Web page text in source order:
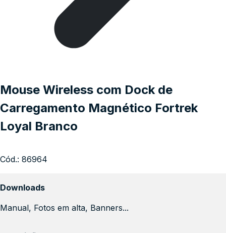
Mouse Wireless com Dock de
Carregamento Magnético Fortrek
Loyal Branco
Cód.: 86964
Downloads
Manual, Fotos em alta, Banners...